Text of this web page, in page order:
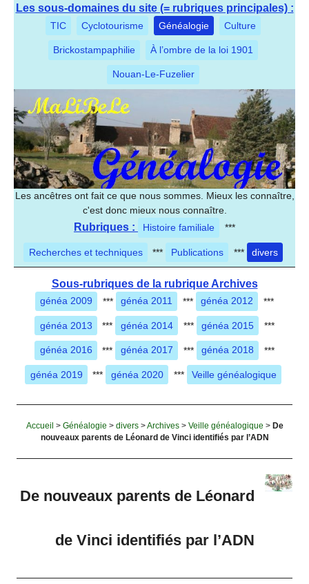
Les sous-domaines du site (= rubriques principales) :
TIC Cyclotourisme Généalogie Culture
Brickostampaphilie À l’ombre de la loi 1901
Nouan-Le-Fuzelier
Les ancêtres ont fait ce que nous sommes. Mieux les connaître,
c'est donc mieux nous connaître.
Rubriques : Histoire familiale ***
Recherches et techniques *** Publications *** divers
Sous-rubriques de la rubrique Archives
généa 2009 *** généa 2011 *** généa 2012 ***
généa 2013 *** généa 2014 *** généa 2015 ***
généa 2016 *** généa 2017 *** généa 2018 ***
généa 2019 *** généa 2020 *** Veille généalogique
Accueil > Généalogie > divers>Archives> Veille généalogique > De
nouveaux parents de Léonard de Vinci identifiés par l’ADN
De nouveaux parents de Léonard
de Vinci identifiés par l’ADN